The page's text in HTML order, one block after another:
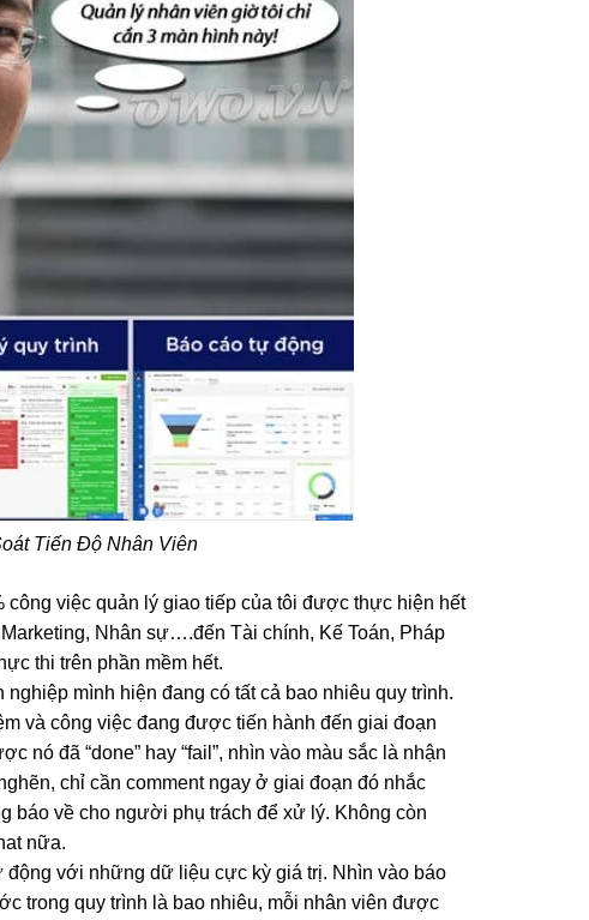
Tiến Độ Nhân Viên
việc quản lý giao tiếp của tôi được thực hiện hết
Nhân sự….đến Tài chính, Kế Toán, Pháp
thi trên phần mềm hết.
mình hiện đang có tất cả bao nhiêu quy trình.
và công việc đang được tiến hành đến giai đoạn
nó đã “done” hay “fail”, nhìn vào màu sắc là nhận
chỉ cần comment ngay ở giai đoạn đó nhắc
báo về cho người phụ trách để xử lý. Không còn
nữa.
động với những dữ liệu cực kỳ giá trị. Nhìn vào báo
trong quy trình là bao nhiêu, mỗi nhân viên được